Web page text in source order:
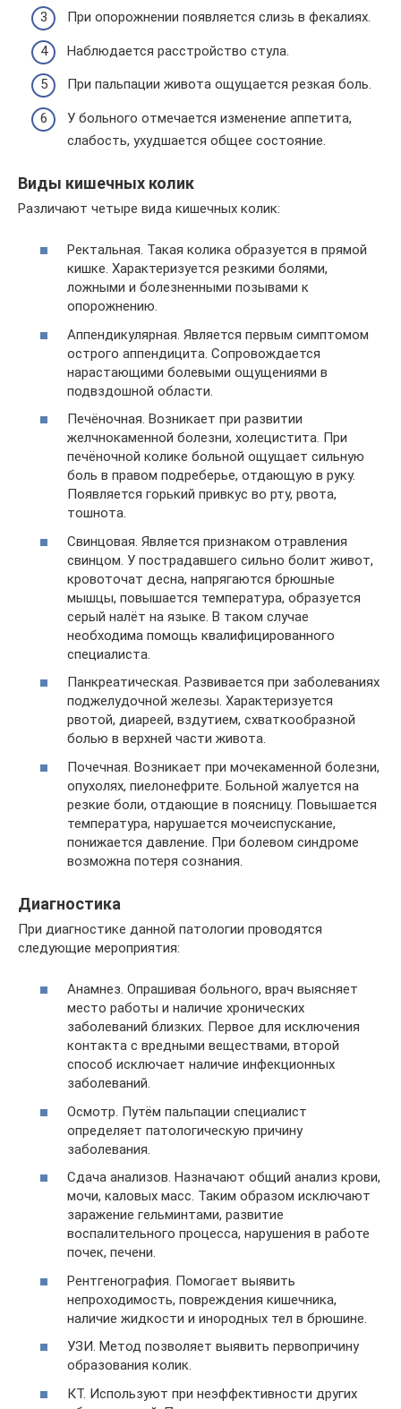
При опорожнении появляется слизь в фекалиях.
Наблюдается расстройство стула.
При пальпации живота ощущается резкая боль.
У больного отмечается изменение аппетита,
слабость, ухудшается общее состояние.
Виды кишечных колик
Различают четыре вида кишечных колик:
Ректальная. Такая колика образуется в прямой
кишке. Характеризуется резкими болями,
ложными и болезненными позывами к
опорожнению.
Аппендикулярная. Является первым симптомом
острого аппендицита. Сопровождается
нарастающими болевыми ощущениями в
подвздошной области.
Печёночная. Возникает при развитии
желчнокаменной болезни, холецистита. При
печёночной колике больной ощущает сильную
боль в правом подреберье, отдающую в руку.
Появляется горький привкус во рту, рвота,
тошнота.
Свинцовая. Является признаком отравления
свинцом. У пострадавшего сильно болит живот,
кровоточат десна, напрягаются брюшные
мышцы, повышается температура, образуется
серый налёт на языке. В таком случае
необходима помощь квалифицированного
специалиста.
Панкреатическая. Развивается при заболеваниях
поджелудочной железы. Характеризуется
рвотой, диареей, вздутием, схваткообразной
болью в верхней части живота.
Почечная. Возникает при мочекаменной болезни,
опухолях, пиелонефрите. Больной жалуется на
резкие боли, отдающие в поясницу. Повышается
температура, нарушается мочеиспускание,
понижается давление. При болевом синдроме
возможна потеря сознания.
Диагностика
При диагностике данной патологии проводятся
следующие мероприятия:
Анамнез. Опрашивая больного, врач выясняет
место работы и наличие хронических
заболеваний близких. Первое для исключения
контакта с вредными веществами, второй
способ исключает наличие инфекционных
заболеваний.
Осмотр. Путём пальпации специалист
определяет патологическую причину
заболевания.
Сдача анализов. Назначают общий анализ крови,
мочи, каловых масс. Таким образом исключают
заражение гельминтами, развитие
воспалительного процесса, нарушения в работе
почек, печени.
Рентгенография. Помогает выявить
непроходимость, повреждения кишечника,
наличие жидкости и инородных тел в брюшине.
УЗИ. Метод позволяет выявить первопричину
образования колик.
КТ. Используют при неэффективности других